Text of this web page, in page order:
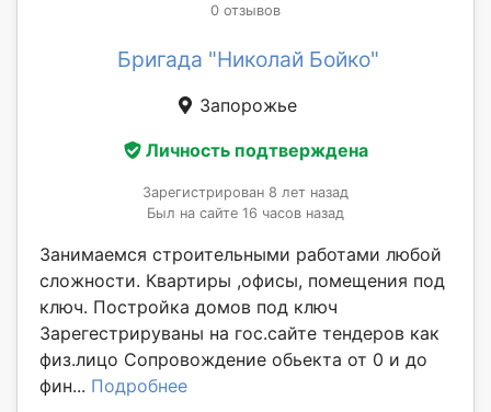
0 отзывов
Бригада "Николай Бойко"
Запорожье
Личность подтверждена
Зарегистрирован 8 лет назад
Был на сайте 16 часов назад
Занимаемся строительными работами любой
сложности. Квартиры ,офисы, помещения под
ключ. Постройка домов под ключ
Зарегестрируваны на гос.сайте тендеров как
физ.лицо Сопровождение обьекта от 0 и до
фин... Подробнее